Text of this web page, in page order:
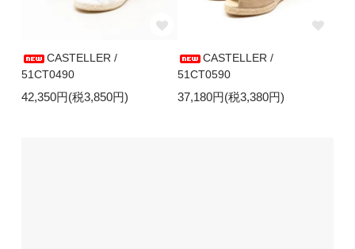
CASTELLER /
51CT0490
42,350円(税3,850円)
CASTELLER /
51CT0590
37,180円(税3,380円)